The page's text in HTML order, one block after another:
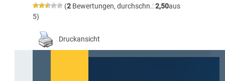
(2Bewertungen, durchschn.:2,50aus
5)
Druckansicht